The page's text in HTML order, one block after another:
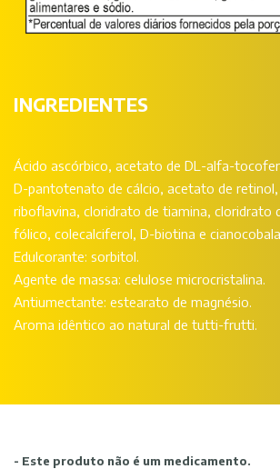
INGREDIENTES
Ácido ascórbico, acetato de DL-alfa-
D-pantotenato de cálcio, acetato de
riboflavina, cloridrato de tiamina, cloridrato
fólico, colecalciferol, D-biotina e
Edulcorante: sorbitol.
Agente de massa: celulose microcristalina.
Antiumectante: estearato de magnésio.
Aroma idêntico ao natural de tutti-frutti.
- Este produto não é um medicamento.